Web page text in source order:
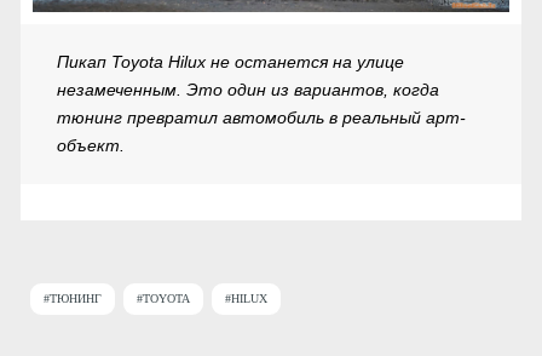
Пикап Toyota Hilux не останется на улице
незамеченным. Это один из вариантов, когда
тюнинг превратил автомобиль в реальный арт-
объект.
#ТЮНИНГ #TOYOTA #HILUX